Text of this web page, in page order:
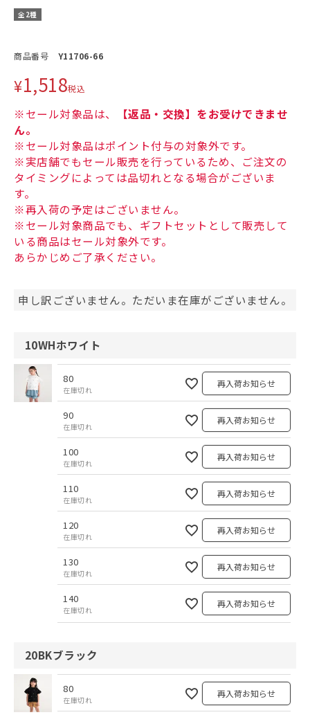
全2種
商品番号 Y11706-66
¥1,518税込
※セール対象品は、
【返品・交換】をお受けできませ
ん。
※セール対象品はポイント付与の対象外です。
※実店舗でもセール販売を行っているため、ご注文の
タイミングによっては品切れとなる場合がございま
す。
※再入荷の予定はございません。
※セール対象商品でも、ギフトセットとして販売して
いる商品はセール対象外です。
あらかじめご了承ください。
申し訳ございません。ただいま在庫がございません。
10WHホワイト
80
在庫切れ
再入荷お知らせ
90
在庫切れ
再入荷お知らせ
100
在庫切れ
再入荷お知らせ
110
在庫切れ
再入荷お知らせ
120
在庫切れ
再入荷お知らせ
130
在庫切れ
再入荷お知らせ
140
在庫切れ
再入荷お知らせ
20BKブラック
80
在庫切れ
再入荷お知らせ